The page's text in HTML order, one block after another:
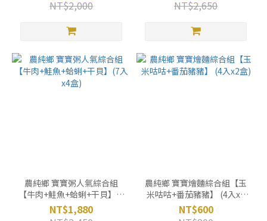
NT$2,000
NT$2,650
農純鄉 寶寶粥人氣綜合組
【牛肉+鮭魚+蛤蜊+干貝】(7
入x4盒)
NT$1,880
農純鄉 寶寶燴麵綜合組【玉
米咕咕+番茄豬豬】 (4入x2
盒)
NT$600